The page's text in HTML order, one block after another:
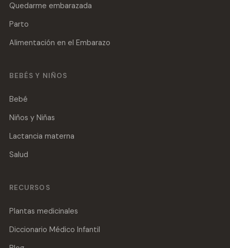
Quedarme embarazada
Parto
Alimentación en el Embarazo
BEBÉS Y NIÑOS
Bebé
Niños y Niñas
Lactancia materna
Salud
RECURSOS
Plantas medicinales
Diccionario Médico Infantil